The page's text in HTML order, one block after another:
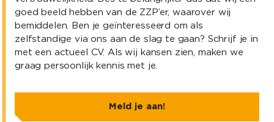
goed beeld hebben van de ZZP’er, waarover wij
bemiddelen. Ben je geïnteresseerd om als
zelfstandige via ons aan de slag te gaan? Schrijf je in
met een actueel CV. Als wij kansen zien, maken we
graag persoonlijk kennis met je.
Meld je aan!